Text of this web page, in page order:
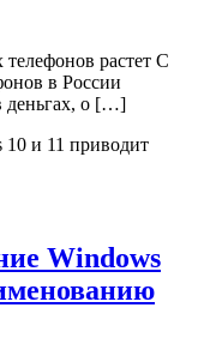
растет С
в России
деньгах, о […]
Windows